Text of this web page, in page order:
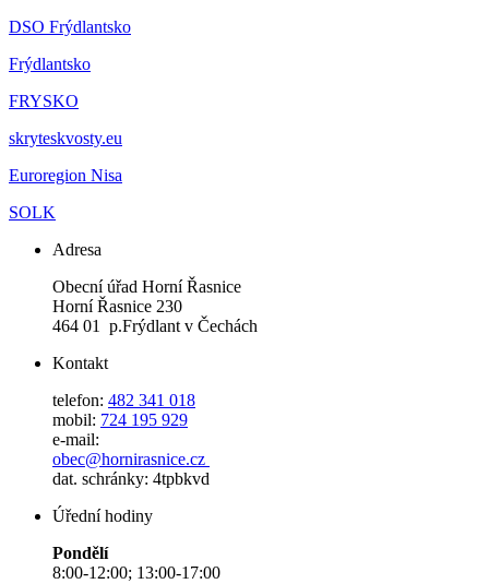
DSO Frýdlantsko
Frýdlantsko
FRYSKO
skryteskvosty.eu
Euroregion Nisa
SOLK
Adresa
Obecní úřad Horní Řasnice
Horní Řasnice 230
464 01 p.Frýdlant v Čechách
Kontakt
telefon: 482 341 018
mobil: 724 195 929
e-mail:
obec@hornirasnice.cz
dat. schránky: 4tpbkvd
Úřední hodiny
Pondělí
8:00-12:00; 13:00-17:00